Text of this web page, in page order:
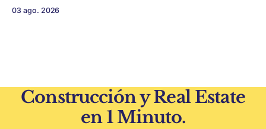
avanza con una de las obras más ambiciosas del
03 ago. 2026
Construcción y Real Estate
en 1 Minuto.